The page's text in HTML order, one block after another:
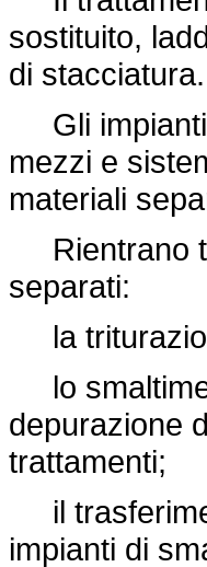
sostituito,
di stacciatura.
Gli impianti
mezzi e
materiali
Rientrano
separati:
la
lo
depurazione
trattamenti;
il
impianti di